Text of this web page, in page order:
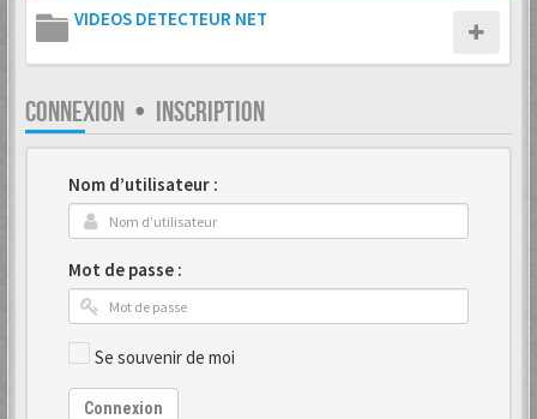
VIDEOS DETECTEUR NET
CONNEXION • INSCRIPTION
Nom d’utilisateur :
Mot de passe :
Se souvenir de moi
Connexion